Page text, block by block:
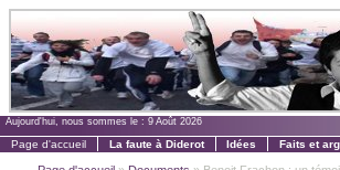
Aujourd'hui, nous sommes le : 9 Août 2026
Page d'accueil La faute à Diderot Idées Faits et